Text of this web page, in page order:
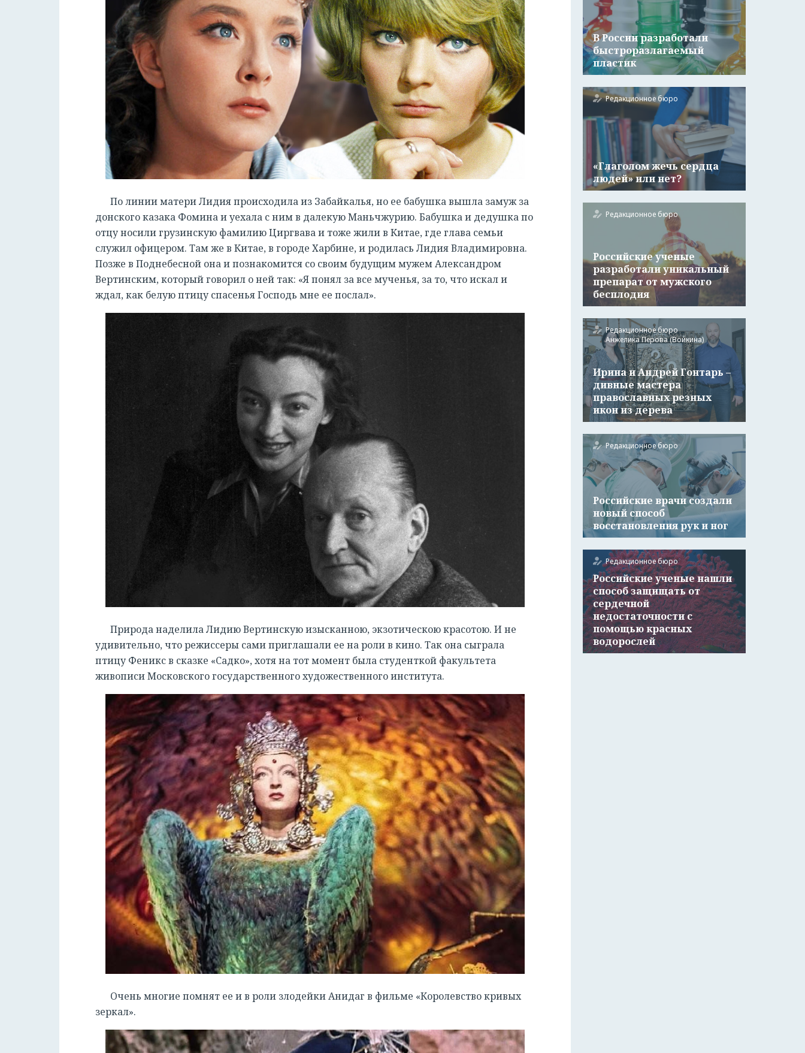
По линии матери Лидия происходила из Забайкалья, но ее бабушка вышла замуж за
донского казака Фомина и уехала с ним в далекую Маньчжурию. Бабушка и дедушка по
отцу носили грузинскую фамилию Циргвава и тоже жили в Китае, где глава семьи
служил офицером. Там же в Китае, в городе Харбине, и родилась Лидия Владимировна.
Позже в Поднебесной она и познакомится со своим будущим мужем Александром
Вертинским, который говорил о ней так: «Я понял за все мученья, за то, что искал и
ждал, как белую птицу спасенья Господь мне ее послал».
Природа наделила Лидию Вертинскую изысканною, экзотическою красотою. И не
удивительно, что режиссеры сами приглашали ее на роли в кино. Так она сыграла
птицу Феникс в сказке «Садко», хотя на тот момент была студенткой факультета
живописи Московского государственного художественного института.
Очень многие помнят ее и в роли злодейки Анидаг в фильме «Королевство кривых
зеркал».
В России разработали
быстроразлагаемый
пластик
Редакционное бюро
«Глаголом жечь сердца
людей» или нет?
Редакционное бюро
Российские ученые
разработали уникальный
препарат от мужского
бесплодия
Редакционное бюро
Анжелика Перова (Войкина)
Ирина и Андрей Гонтарь –
дивные мастера
православных резных
икон из дерева
Редакционное бюро
Российские врачи создали
новый способ
восстановления рук и ног
Редакционное бюро
Российские ученые нашли
способ защищать от
сердечной
недостаточности с
помощью красных
водорослей
РЕГИСТРАЦИЯ